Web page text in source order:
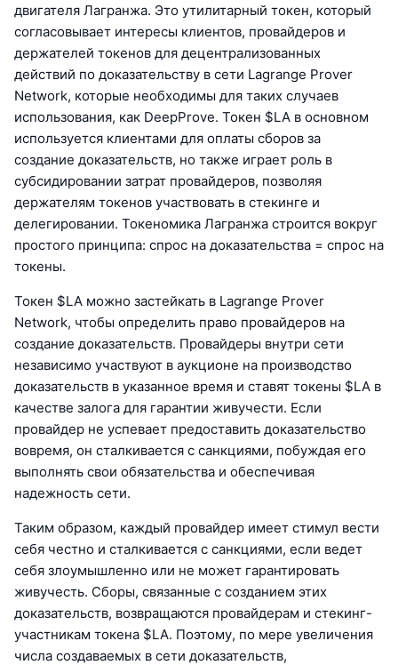
двигателя Лагранжа. Это утилитарный токен, который
согласовывает интересы клиентов, провайдеров и
держателей токенов для децентрализованных
действий по доказательству в сети Lagrange Prover
Network, которые необходимы для таких случаев
использования, как DeepProve. Токен $LA в основном
используется клиентами для оплаты сборов за
создание доказательств, но также играет роль в
субсидировании затрат провайдеров, позволяя
держателям токенов участвовать в стекинге и
делегировании. Токеномика Лагранжа строится вокруг
простого принципа: спрос на доказательства = спрос на
токены.
Токен $LA можно застейкать в Lagrange Prover
Network, чтобы определить право провайдеров на
создание доказательств. Провайдеры внутри сети
независимо участвуют в аукционе на производство
доказательств в указанное время и ставят токены $LA в
качестве залога для гарантии живучести. Если
провайдер не успевает предоставить доказательство
вовремя, он сталкивается с санкциями, побуждая его
выполнять свои обязательства и обеспечивая
надежность сети.
Таким образом, каждый провайдер имеет стимул вести
себя честно и сталкивается с санкциями, если ведет
себя злоумышленно или не может гарантировать
живучесть. Сборы, связанные с созданием этих
доказательств, возвращаются провайдерам и стекинг-
участникам токена $LA. Поэтому, по мере увеличения
числа создаваемых в сети доказательств,